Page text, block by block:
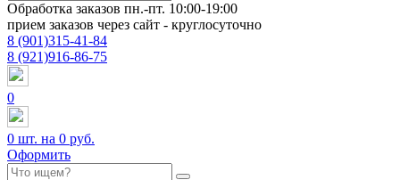
Обработка заказов пн.-пт. 10:00-19:00
прием заказов через сайт - круглосуточно
8 (901)315-41-84
8 (921)916-86-75
0
0 шт. на 0 руб.
Оформить